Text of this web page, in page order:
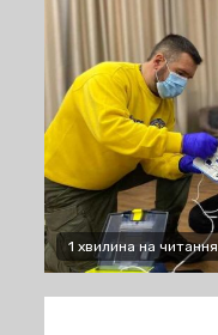
1 хвилина на читання